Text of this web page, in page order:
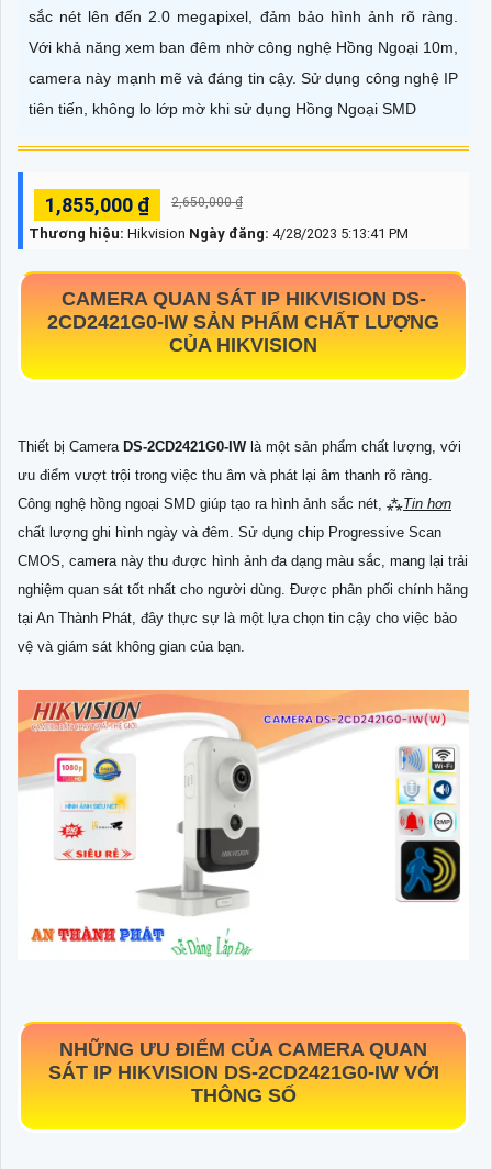
sắc nét lên đến 2.0 megapixel, đảm bảo hình ảnh rõ ràng.
Với khả năng xem ban đêm nhờ công nghệ Hồng Ngoại 10m,
camera này mạnh mẽ và đáng tin cậy. Sử dụng công nghệ IP
tiên tiến, không lo lớp mờ khi sử dụng Hồng Ngoại SMD
1,855,000 ₫ 2,650,000 ₫
Thương hiệu: Hikvision Ngày đăng: 4/28/2023 5:13:41 PM
CAMERA QUAN SÁT IP HIKVISION DS-
2CD2421G0-IW SẢN PHẨM CHẤT LƯỢNG
CỦA HIKVISION
Thiết bị Camera DS-2CD2421G0-IW là một sản phẩm chất lượng, với
ưu điểm vượt trội trong việc thu âm và phát lại âm thanh rõ ràng.
Công nghệ hồng ngoại SMD giúp tạo ra hình ảnh sắc nét, ⁂Tin hơn
chất lượng ghi hình ngày và đêm. Sử dụng chip Progressive Scan
CMOS, camera này thu được hình ảnh đa dạng màu sắc, mang lại trải
nghiệm quan sát tốt nhất cho người dùng. Được phân phối chính hãng
tại An Thành Phát, đây thực sự là một lựa chọn tin cậy cho việc bảo
vệ và giám sát không gian của bạn.
NHỮNG ƯU ĐIỂM CỦA CAMERA QUAN
SÁT IP HIKVISION DS-2CD2421G0-IW VỚI
THÔNG SỐ